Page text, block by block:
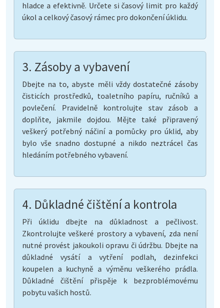
hladce a efektivně. Určete si časový limit pro každý
úkol a celkový časový rámec pro dokončení úklidu.
3. Zásoby a vybavení
Dbejte na to, abyste měli vždy dostatečné zásoby
čisticích prostředků, toaletního papíru, ručníků a
povlečení. Pravidelně kontrolujte stav zásob a
doplňte, jakmile dojdou. Mějte také připravený
veškerý potřebný náčiní a pomůcky pro úklid, aby
bylo vše snadno dostupné a nikdo neztrácel čas
hledáním potřebného vybavení.
4. Důkladné čištění a kontrola
Při úklidu dbejte na důkladnost a pečlivost.
Zkontrolujte veškeré prostory a vybavení, zda není
nutné provést jakoukoli opravu či údržbu. Dbejte na
důkladné vysátí a vytření podlah, dezinfekci
koupelen a kuchyně a výměnu veškerého prádla.
Důkladné čištění přispěje k bezproblémovému
pobytu vašich hostů.